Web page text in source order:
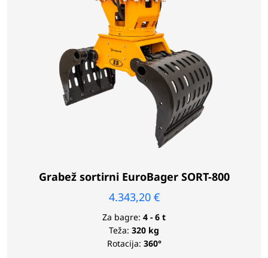
Grabež sortirni EuroBager SORT-800
4.343,20 €
Za bagre: 4 - 6 t
Teža: 320 kg
Rotacija: 360°